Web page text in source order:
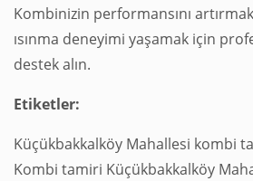
Kombinizin performansını
ısınma deneyimi yaşamak için
destek alın.
Etiketler:
Küçükbakkalköy Mahallesi kombi
Kombi tamiri Küçükbakkalköy